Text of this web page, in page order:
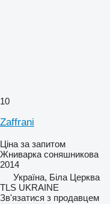
10
Zaffrani
Ціна за запитом
Жниварка соняшникова
2014
Україна, Біла Церква
TLS UKRAINE
Зв'язатися з продавцем